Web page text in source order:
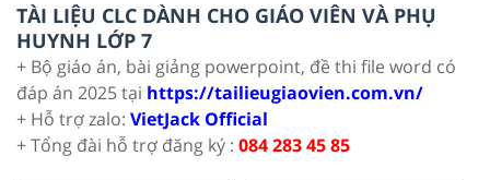
TÀI LIỆU CLC DÀNH CHO GIÁO VIÊN VÀ PHỤ
HUYNH LỚP 7
+ Bộ giáo án, bài giảng powerpoint, đề thi file word có
đáp án 2025 tại https://tailieugiaovien.com.vn/
+ Hỗ trợ zalo: VietJack Official
+ Tổng đài hỗ trợ đăng ký : 084 283 45 85